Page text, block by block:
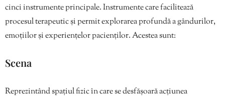
cinci instrumente principale. Instrumente care facilitează
procesul terapeutic și permit explorarea profundă a gândurilor,
emoțiilor și experiențelor pacienților. Acestea sunt:
Scena
Reprezintând spațiul fizic în care se desfășoară acțiunea